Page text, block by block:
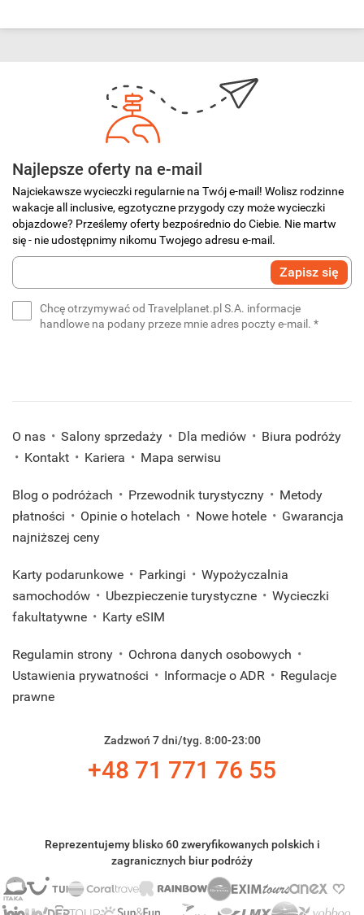
Najlepsze oferty na e-mail
Najciekawsze wycieczki regularnie na Twój e-mail! Wolisz rodzinne
wakacje all inclusive, egzotyczne przygody czy może wycieczki
objazdowe? Prześlemy oferty bezpośrednio do Ciebie. Nie martw
się - nie udostępnimy nikomu Twojego adresu e-mail.
Wprowadź
swój
Zapisz się
Chcę otrzymywać od Travelplanet.pl S.A. informacje
handlowe na podany przeze mnie adres poczty e-mail. *
O nas Salony sprzedaży Dla mediów
Biura podróży
Kontakt
Kariera Mapa serwisu
Blog o podróżach Przewodnik turystyczny
Metody
płatności
Opinie o hotelach Nowe hotele
Gwarancja
najniższej ceny
Karty podarunkowe Parkingi
Wypożyczalnia
samochodów
Ubezpieczenie turystyczne
Wycieczki
fakultatywne
Karty eSIM
Regulamin strony
Ochrona danych osobowych
Ustawienia prywatności
Informacje o ADR
Regulacje
prawne
Zadzwoń 7 dni/tyg. 8:00-23:00
+48 71 771 76 55
Reprezentujemy blisko 60 zweryfikowanych polskich i
zagranicznych biur podróży